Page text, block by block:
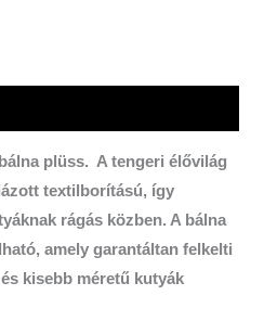
plüss. A tengeri élővilág
textilborítású, így
rágás közben. A bálna
amely garantáltan felkelti
kisebb méretű kutyák